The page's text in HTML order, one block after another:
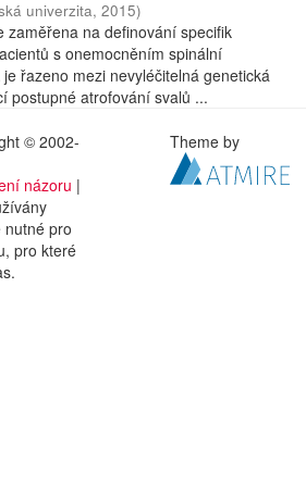
univerzita, 2015)
zaměřena na definování specifik
s onemocněním spinální
řazeno mezi nevyléčitelná genetická
postupné atrofování svalů ...
© 2002-
názoru |
nutné pro
pro které
Theme by